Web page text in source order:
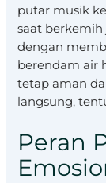
putar musik
saat
dengan
berendam air
tetap aman
langsung,
Peran